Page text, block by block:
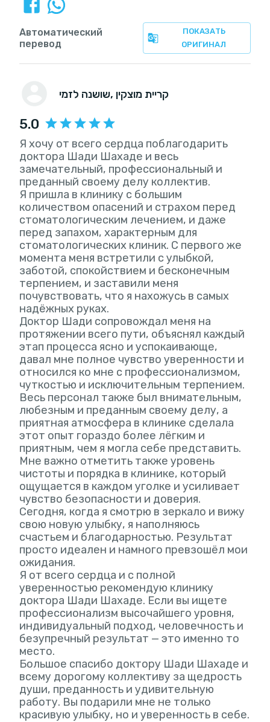
ПОКАЗАТЬ
ОРИГИНАЛ
Автоматический
перевод
שושנה לזמי , קריית מוצקין
5.0
Я хочу от всего сердца поблагодарить
доктора Шади Шахаде и весь
замечательный, профессиональный и
преданный своему делу коллектив.
Я пришла в клинику с большим
количеством опасений и страхом перед
стоматологическим лечением, и даже
перед запахом, характерным для
стоматологических клиник. С первого же
момента меня встретили с улыбкой,
заботой, спокойствием и бесконечным
терпением, и заставили меня
почувствовать, что я нахожусь в самых
надёжных руках.
Доктор Шади сопровождал меня на
протяжении всего пути, объяснял каждый
этап процесса ясно и успокаивающе,
давал мне полное чувство уверенности и
относился ко мне с профессионализмом,
чуткостью и исключительным терпением.
Весь персонал также был внимательным,
любезным и преданным своему делу, а
приятная атмосфера в клинике сделала
этот опыт гораздо более лёгким и
приятным, чем я могла себе представить.
Мне важно отметить также уровень
чистоты и порядка в клинике, который
ощущается в каждом уголке и усиливает
чувство безопасности и доверия.
Сегодня, когда я смотрю в зеркало и вижу
свою новую улыбку, я наполняюсь
счастьем и благодарностью. Результат
просто идеален и намного превзошёл мои
ожидания.
Я от всего сердца и с полной
уверенностью рекомендую клинику
доктора Шади Шахаде. Если вы ищете
профессионализм высочайшего уровня,
индивидуальный подход, человечность и
безупречный результат — это именно то
место.
Большое спасибо доктору Шади Шахаде и
всему дорогому коллективу за щедрость
души, преданность и удивительную
работу. Вы подарили мне не только
красивую улыбку, но и уверенность в себе.